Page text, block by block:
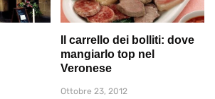
Il carrello dei bolliti: dove
mangiarlo top nel
Veronese
Ottobre 23, 2012